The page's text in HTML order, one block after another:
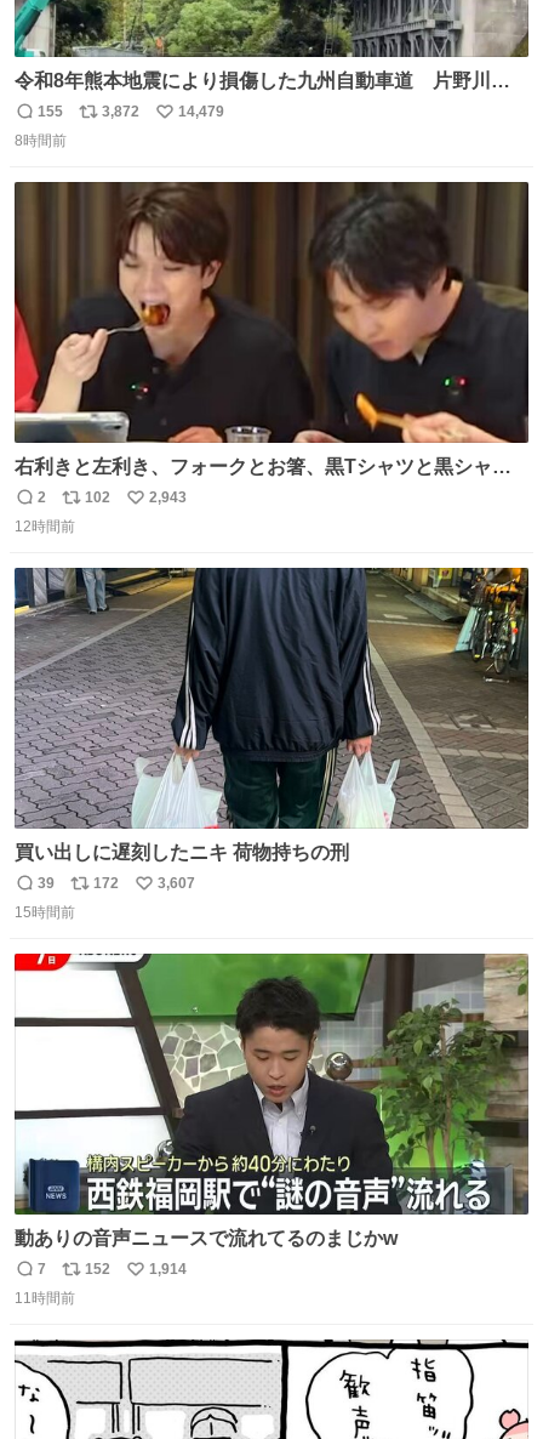
令和8年熊本地震により損傷した九州自動車道 片野川橋
（下り線）の復旧作業を行っています。 タイムラプス動画
で、段差が生じた橋桁をジャッキアップしている様子をご
めてまいります。 #NEXCO西日本 #熊本地震
返
信
155
リ
3,872
い
数
14,479
8時間前
右利きと左利き、フォークとお箸、黒Tシャツと黒シャ
ツ、ありがとう、いい塩レです
返
信
2
リ
ポ
ト
数
102
い
数
2,943
12時間前
買い出しに遅刻したニキ 荷物持ちの刑
返
信
39
リ
ポ
ト
172
い
数
3,607
15時間前
動ありの音声ニュースで流れてるのまじかw
返
信
7
リ
ポ
ト
152
い
数
1,914
11時間前